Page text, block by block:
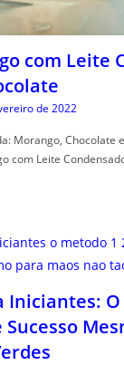
com Leite
de 2022
Morango, Chocolate
com Leite
Iniciantes: